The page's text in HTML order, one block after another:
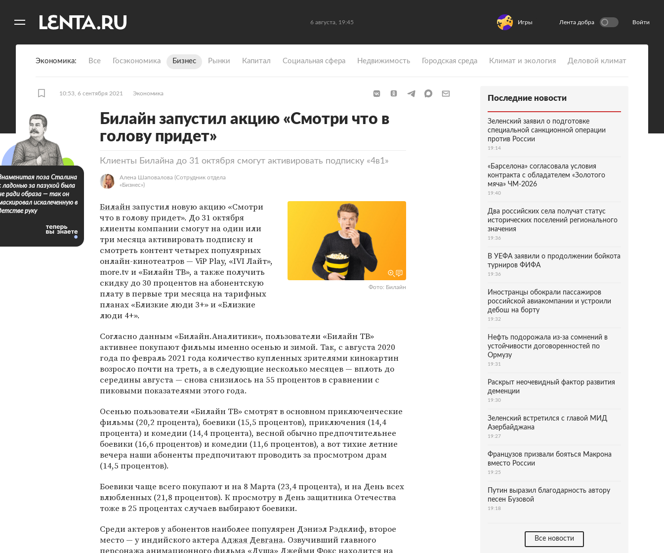
6 августа, 19:45 Игры Лента добра Войти
Экономика Все Госэкономика Бизнес Рынки Капитал Социальная сфера Недвижимость Городская среда Климат и экология Деловой климат
10:53, 6 сентября 2021 Экономика
Билайн запустил акцию «Смотри что в
голову придет»
Клиенты Билайна до 31 октября смогут активировать подписку «4в1»
Алена Шаповалова (Сотрудник отдела
«‎Бизнес»)
Фото: Билайн
Билайнзапустил новую акцию «Смотри
что в голову придет». До 31 октября
клиенты компании смогут на один или
три месяца активировать подписку и
смотреть контент четырех популярных
онлайн-кинотеатров — ViP Play, «IVI Лайт»,
more.tv и «Билайн ТВ», а также получить
скидку до 30 процентов на абонентскую
плату в первые три месяца на тарифных
планах «Близкие люди 3+» и «Близкие
люди 4+».
Согласно данным «Билайн.Аналитики», пользователи «Билайн ТВ»
активнее покупают фильмы именно осенью и зимой. Так, с августа 2020
года по февраль 2021 года количество купленных зрителями кинокартин
возросло почти на треть, а в следующие несколько месяцев — вплоть до
середины августа — снова снизилось на 55 процентов в сравнении с
пиковыми показателями этого года.
Осенью пользователи «Билайн ТВ» смотрят в основном приключенческие
фильмы (20,2 процента), боевики (15,5 процентов), приключения (14,4
процента) и комедии (14,4 процента), весной обычно предпочтительнее
боевики (16,6 процентов) и комедии (11,6 процентов), а вот тихие летние
вечера наши абоненты предпочитают проводить за просмотром драм
(14,5 процентов).
Боевики чаще всего покупают и на 8 Марта (23,4 процента), и на День всех
влюбленных (21,8 процентов). К просмотру в День защитника Отечества
тоже в 25 процентах случаев выбирают боевики.
Среди актеров у абонентов наиболее популярен Дэниэл Рэдклиф, второе
место — у индийского актераАджая Девгана. Озвучивший главного
персонажа анимационного фильма «Душа» Джейми Фокс находится на
поза Сталина
ладонью за пазухой была
ради образа — так он
искалеченную в
руку
Последние новости
Зеленский заявил о подготовке
специальной санкционной операции
против России
19:14
«Барселона» согласовала условия
контракта с обладателем «Золотого
мяча» ЧМ-2026
19:40
Два российских села получат статус
исторических поселений регионального
значения
19:36
В УЕФА заявили о продолжении бойкота
турниров ФИФА
19:36
Иностранцы обокрали пассажиров
российской авиакомпании и устроили
дебош на борту
19:32
Нефть подорожала из-за сомнений в
устойчивости договоренностей по
Ормузу
19:31
Раскрыт неочевидный фактор развития
деменции
19:30
Зеленский встретился с главой МИД
Азербайджана
19:27
Французов призвали бояться Макрона
вместо России
19:25
Путин выразил благодарность автору
песен Бузовой
19:18
Все новости